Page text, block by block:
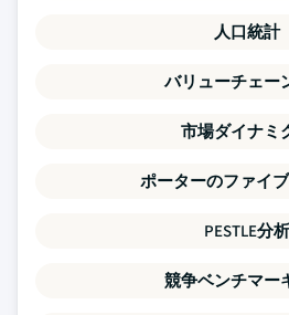
人口統計
バリューチェー
市場ダイナミ
ポーターのファイ
PESTLE分析
競争ベンチマー